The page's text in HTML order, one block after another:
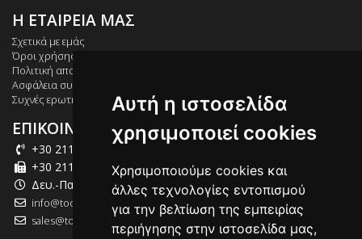
Η ΕΤΑΙΡΕΙΑ ΜΑΣ
Σχετικά με εμάς
Όροι χρήσης
Πολιτική απορρήτου
Ασφάλεια συναλλαγών
Συχνές ερωτήσεις
ΕΠΙΚΟΙΝΩΝΙΑ
+30 211 012 2003
+30 211 012 2004
Δευ.-Παρ.: 09:00-18:00
info@tool-market.gr
sales@tool-market.gr
Αυτή η ιστοσελίδα
χρησιμοποιεί cookies
Χρησιμοποιούμε cookies και
άλλες τεχνολογίες εντοπισμού
για την βελτίωση της εμπειρίας
περιήγησης στην ιστοσελίδα μας,